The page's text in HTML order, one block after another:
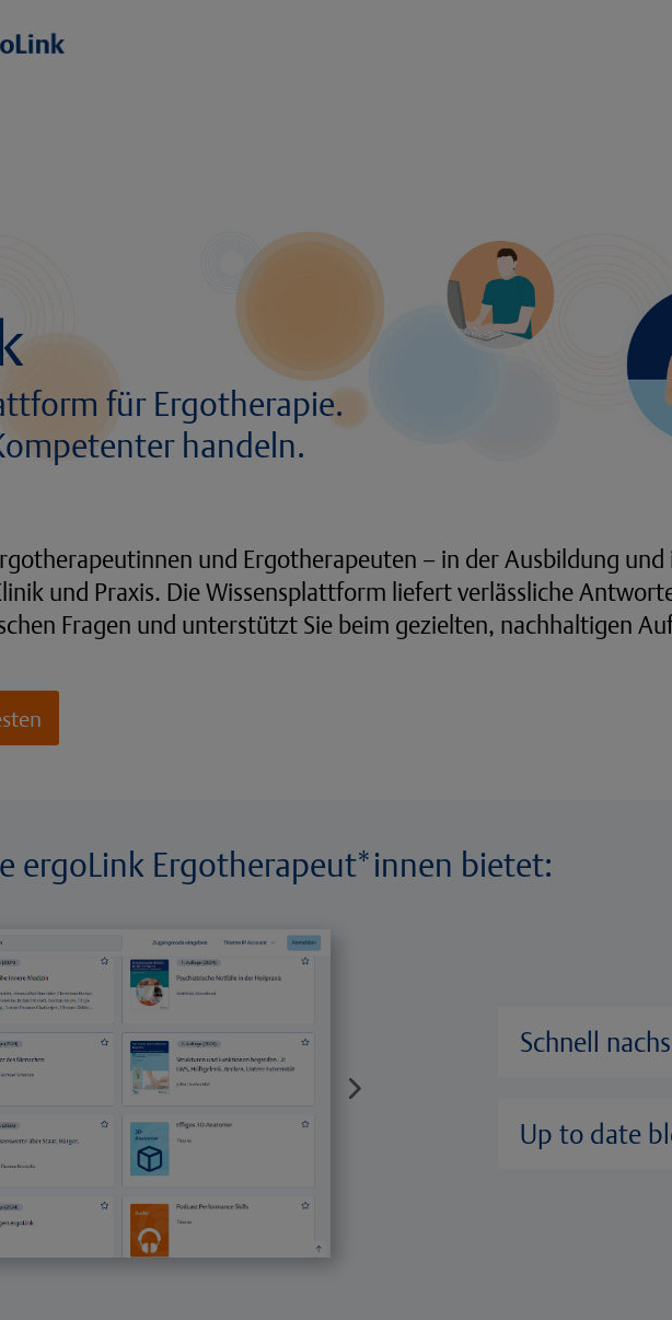
für Ergotherapie.
handeln.
und Ergotherapeuten – in der Ausbildung und
und Praxis. Die Wissensplattform liefert verlässliche
Fragen und unterstützt Sie beim gezielten, nachhaltigen
ergoLink Ergotherapeut*innen bietet:
Schnell
Up to date